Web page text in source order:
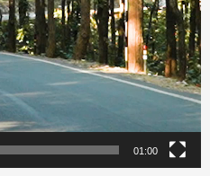
01:00